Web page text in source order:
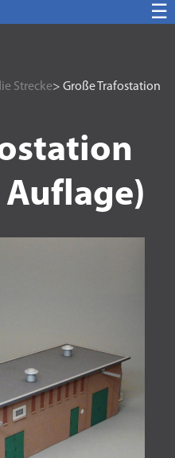
☰
Strecke> Große Trafostation